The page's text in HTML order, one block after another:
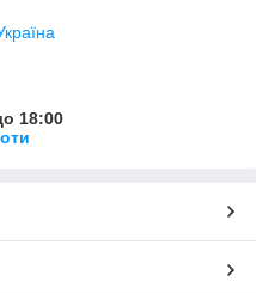
18:00